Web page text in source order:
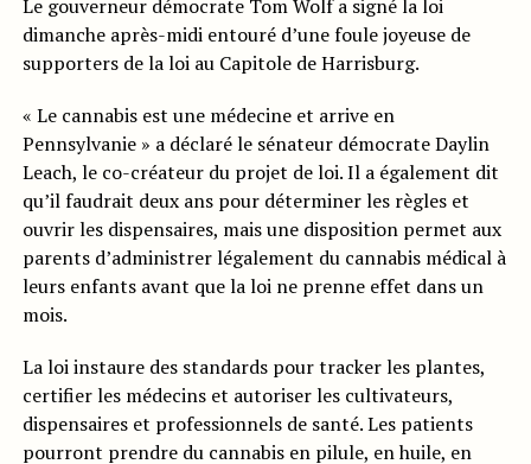
Le gouverneur démocrate Tom Wolf a signé la loi
dimanche après-midi entouré d’une foule joyeuse de
supporters de la loi au Capitole de Harrisburg.
« Le cannabis est une médecine et arrive en
Pennsylvanie » a déclaré le sénateur démocrate Daylin
Leach, le co-créateur du projet de loi. Il a également dit
qu’il faudrait deux ans pour déterminer les règles et
ouvrir les dispensaires, mais une disposition permet aux
parents d’administrer légalement du cannabis médical à
leurs enfants avant que la loi ne prenne effet dans un
mois.
La loi instaure des standards pour tracker les plantes,
certifier les médecins et autoriser les cultivateurs,
dispensaires et professionnels de santé. Les patients
pourront prendre du cannabis en pilule, en huile, en